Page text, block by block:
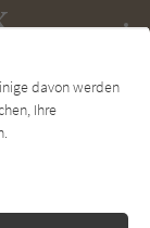
Newsletter
davon werden
Ihre